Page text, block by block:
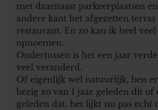
met daarnaast parkeerplaatsen
andere kant het afgezetten terras
restaurant. En zo kan ik heel
opnoemen.
Ondertussen is het een jaar
veel veranderd.
Of eigenlijk wel natuurlijk, ben
bezig zo van 1 jaar geleden dit of
geleden dat, het lijkt nu pas echt